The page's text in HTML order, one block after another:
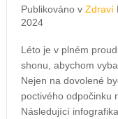
Publikováno v Zdraví
2024
Léto je v plném
shonu, abychom
Nejen na dovolené
poctivého odpočinku
Následující